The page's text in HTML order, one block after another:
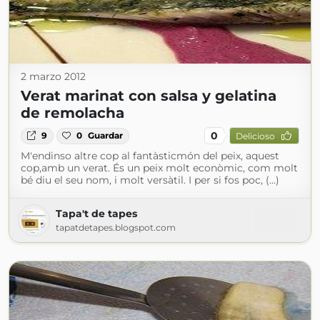
2 marzo 2012
Verat marinat con salsa y gelatina
de remolacha
9 0 Guardar 0 Delicioso
M'endinso altre cop al fantàsticmón del peix, aquest
cop,amb un verat. És un peix molt econòmic, com molt
bé diu el seu nom, i molt versàtil. I per si fos poc, (...)
Tapa't de tapes
tapatdetapes.blogspot.com